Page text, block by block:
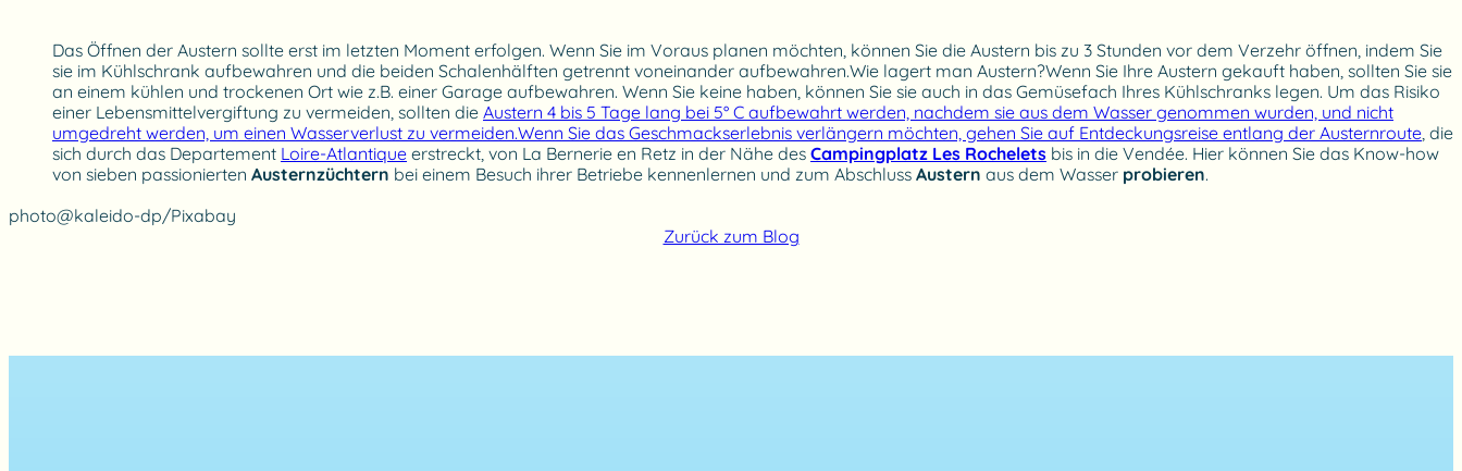
Das Öffnen der Austern sollte erst im letzten Moment erfolgen. Wenn Sie im Voraus planen möchten, können Sie die Austern bis zu 3 Stunden vor dem Verzehr öffnen, indem Sie
sie im Kühlschrank aufbewahren und die beiden Schalenhälften getrennt voneinander aufbewahren.Wie lagert man Austern?Wenn Sie Ihre Austern gekauft haben, sollten Sie sie
an einem kühlen und trockenen Ort wie z.B. einer Garage aufbewahren. Wenn Sie keine haben, können Sie sie auch in das Gemüsefach Ihres Kühlschranks legen. Um das Risiko
einer Lebensmittelvergiftung zu vermeiden, sollten die Austern 4 bis 5 Tage lang bei 5° C aufbewahrt werden, nachdem sie aus dem Wasser genommen wurden, und nicht
umgedreht werden, um einen Wasserverlust zu vermeiden.Wenn Sie das Geschmackserlebnis verlängern möchten, gehen Sie auf Entdeckungsreise entlang der Austernroute , die
sich durch das Departement Loire-Atlantique erstreckt, von La Bernerie en Retz in der Nähe des Campingplatz Les Rochelets bis in die Vendée. Hier können Sie das Know-how
von sieben passionierten Austernzüchtern bei einem Besuch ihrer Betriebe kennenlernen und zum Abschluss Austern aus dem Wasser probieren.
photo@kaleido-dp/Pixabay
Zurück zum Blog